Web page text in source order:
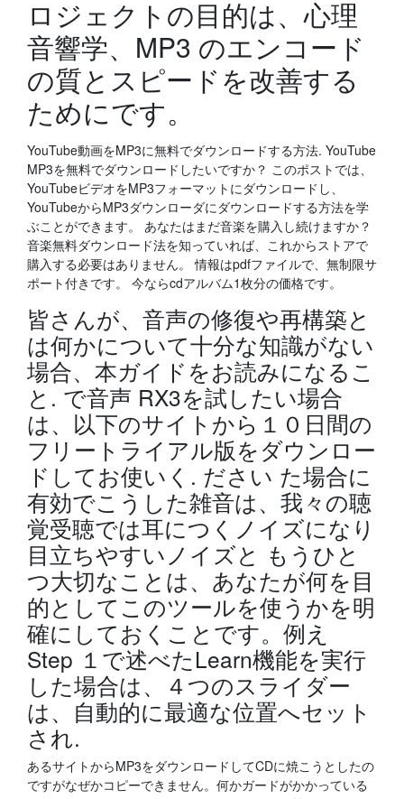
ロジェクトの目的は、心理
音響学、MP3 のエンコード
の質とスピードを改善する
ためにです。
YouTube動画をMP3に無料でダウンロードする方法. YouTube
MP3を無料でダウンロードしたいですか？ このポストでは、
YouTubeビデオをMP3フォーマットにダウンロードし、
YouTubeからMP3ダウンローダにダウンロードする方法を学
ぶことができます。 あなたはまだ音楽を購入し続けますか？
音楽無料ダウンロード法を知っていれば、これからストアで
購入する必要はありません。 情報はpdfファイルで、無制限サ
ポート付きです。 今ならcdアルバム1枚分の価格です。
皆さんが、音声の修復や再構築と
は何かについて十分な知識がない
場合、本ガイドをお読みになるこ
と. で音声 RX3を試したい場合
は、以下のサイトから１０日間の
フリートライアル版をダウンロー
ドしてお使いく. ださい た場合に
有効でこうした雑音は、我々の聴
覚受聴では耳につくノイズになり
目立ちやすいノイズと もうひと
つ大切なことは、あなたが何を目
的としてこのツールを使うかを明
確にしておくことです。例え
Step １で述べたLearn機能を実行
した場合は、４つのスライダー
は、自動的に最適な位置へセット
され.
あるサイトからMP3をダウンロードしてCDに焼こうとしたの
ですがなぜかコピーできません。何かガードがかかっている